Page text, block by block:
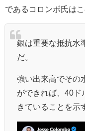
であるコロンボ氏は
銀は重要な抵抗水
だ。
強い出来高でその
ができれば、40ド
きていることを示